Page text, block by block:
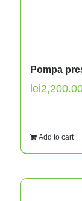
Pompa
lei
Add to cart